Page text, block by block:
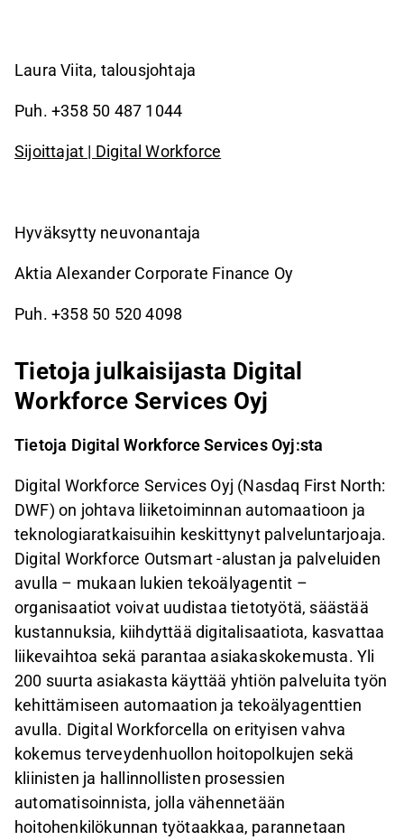
Laura Viita, talousjohtaja
Puh. +358 50 487 1044
Sijoittajat | Digital Workforce
Hyväksytty neuvonantaja
Aktia Alexander Corporate Finance Oy
Puh. +358 50 520 4098
Tietoja julkaisijasta Digital
Workforce Services Oyj
Tietoja Digital Workforce Services Oyj:sta
Digital Workforce Services Oyj (Nasdaq First North:
DWF) on johtava liiketoiminnan automaatioon ja
teknologiaratkaisuihin keskittynyt palveluntarjoaja.
Digital Workforce Outsmart -alustan ja palveluiden
avulla – mukaan lukien tekoälyagentit –
organisaatiot voivat uudistaa tietotyötä, säästää
kustannuksia, kiihdyttää digitalisaatiota, kasvattaa
liikevaihtoa sekä parantaa asiakaskokemusta. Yli
200 suurta asiakasta käyttää yhtiön palveluita työn
kehittämiseen automaation ja tekoälyagenttien
avulla. Digital Workforcella on erityisen vahva
kokemus terveydenhuollon hoitopolkujen sekä
kliinisten ja hallinnollisten prosessien
automatisoinnista, jolla vähennetään
hoitohenkilökunnan työtaakkaa, parannetaan